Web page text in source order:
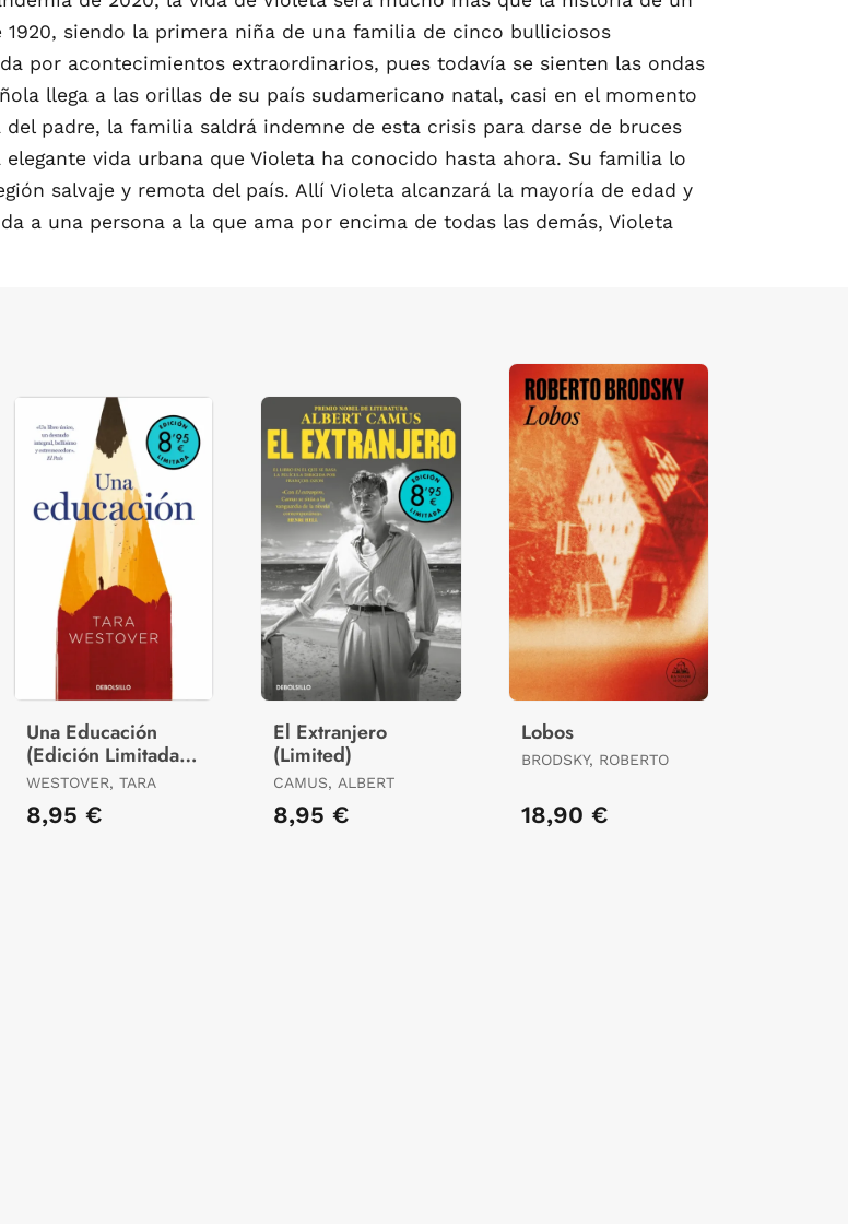
siendo la primera niña de una familia de cinco bulliciosos
por acontecimientos extraordinarios, pues todavía se sienten las ondas
llega a las orillas de su país sudamericano natal, casi en el momento
padre, la familia saldrá indemne de esta crisis para darse de bruces
vida urbana que Violeta ha conocido hasta ahora. Su familia lo
salvaje y remota del país. Allí Violeta alcanzará la mayoría de edad y
a una persona a la que ama por encima de todas las demás, Violeta
Una Educación
(Edición Limitada ·
Verano)
WESTOVER, TARA
8,95 €
El Extranjero
(Limited)
CAMUS, ALBERT
8,95 €
Lobos
BRODSKY, ROBERTO
18,90 €